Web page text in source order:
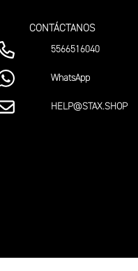
CONTÁCTANOS
5566516040
WhatsApp
HELP@STAX.SHOP